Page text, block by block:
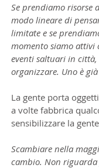
Se prendiamo risorse
modo lineare di
limitate e se
momento siamo attivi
eventi saltuari in
organizzare. Uno è
La gente porta
a volte fabbrica
sensibilizzare la
Scambiare nella
cambio. Non